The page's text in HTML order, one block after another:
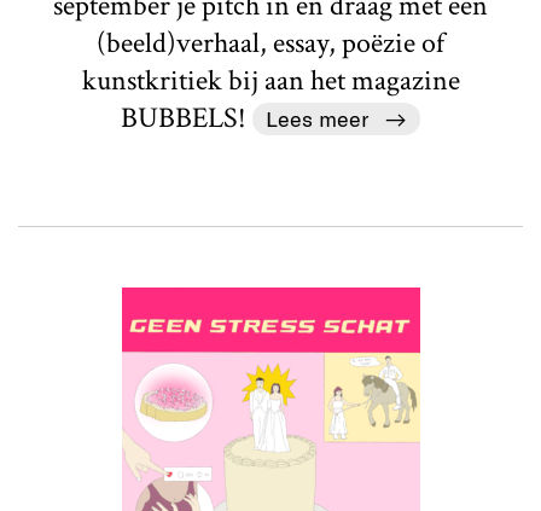
(beeld)verhaal, essay, poëzie of
kunstkritiek bij aan het magazine
BUBBELS!
Lees meer